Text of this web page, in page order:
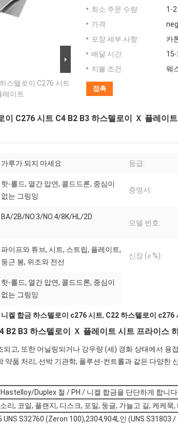
스텔로이 C276 시트
레이트
최소 주문 수량:
1-2
가격:
포장 세부 사항:
카
배달 시간:
15-
지불 조건:
웨
접촉
이 C276 시트 C4 B2 B3 하스텔로이 Ｘ 플레이트
가루가 되지 마세요 등급:
핫-롤드, 열간 압연, 콜드드론, 중심이
없는 그링잉
증명서:
BA/2B/NO.3/NO.4/8K/HL/2D
모델 번호:
파이프와 튜브, 시트, 스트립, 플레이트,
둥근 봉, 위조와 전선
신장 (≥ %):
핫-롤드, 열간 압연, 콜드드론, 중심이
없는 그링잉
니켈 합금 하스텔로이 c276 시트, C22 하스텔로이 c276
B2 B3 하스텔로이 Ｘ 플레이트 시트 프라이스
되고, 또한 어닐링되거나 강우량 (세) 경화 상태에서 용
약품 처리, 선박 기관학, 폴루션-컨트롤과 같은 다양한
Duplex 철 / PH / 니켈 합금을 단단하게 합니다
리, 코일, 플랜지, 디스크, 포일, 둥글, 가늘고 길, 케케묵,
UNS S32760 (Zeron 100),2304,904L인 (UNS S31803 /